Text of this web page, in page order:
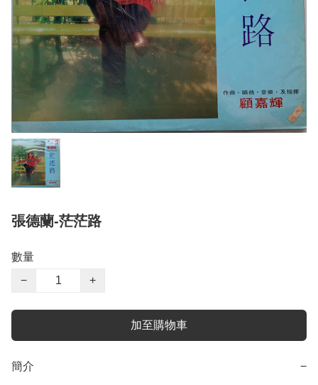
張德蘭-茫茫路
數量
−
+
加至購物車
簡介 −